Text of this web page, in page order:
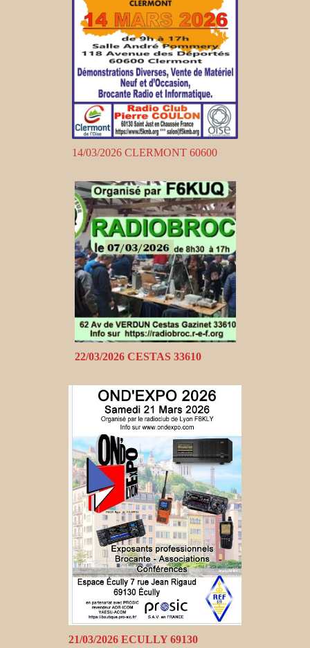
14/03/2026 CLERMONT 60600
22/03/2026 CESTAS 33610
21/03/2026 ECULLY 69130